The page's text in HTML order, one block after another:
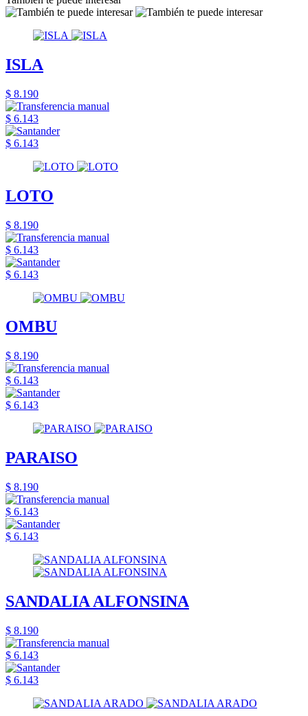
ISLA
$ 8.190
$ 6.143
$ 6.143
LOTO
$ 8.190
$ 6.143
$ 6.143
OMBU
$ 8.190
$ 6.143
$ 6.143
PARAISO
$ 8.190
$ 6.143
$ 6.143
SANDALIA ALFONSINA
$ 8.190
$ 6.143
$ 6.143